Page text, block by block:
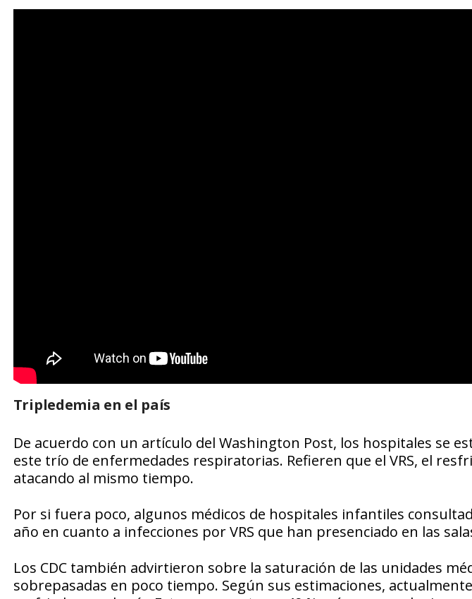
Tripledemia en el país
De acuerdo con un artículo del Washington Post, los hospitales se
este trío de enfermedades respiratorias. Refieren que el VRS, el
atacando al mismo tiempo.
Por si fuera poco, algunos médicos de hospitales infantiles
año en cuanto a infecciones por VRS que han presenciado en las
Los CDC también advirtieron sobre la saturación de las unidades
sobrepasadas en poco tiempo. Según sus estimaciones,